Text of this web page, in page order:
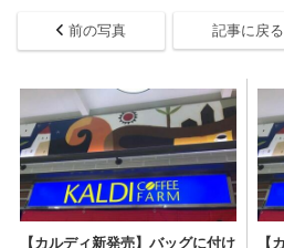
前の写真 記事に戻る